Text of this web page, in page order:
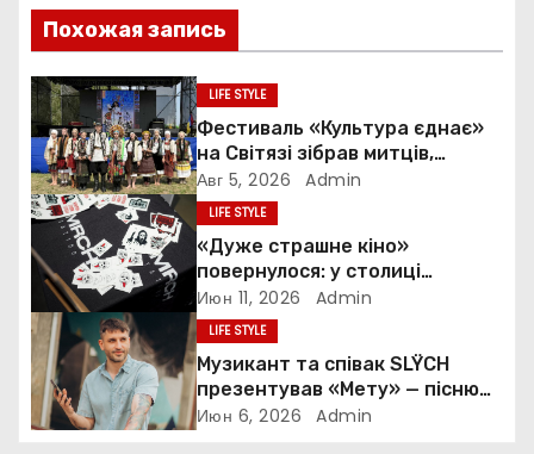
ц
и
я
п
о
з
а
п
и
Похожая запись
LIFE STYLE
Фестиваль «Культура єднає»
на Світязі зібрав митців,
ветеранів і громади з усієї
України
Авг 5, 2026 Admin
LIFE STYLE
«Дуже страшне кіно»
повернулося: у столиці
пройшов закритий показ
культової комедії
Июн 11, 2026 Admin
LIFE STYLE
Музикант та співак SLŸCH
презентував «Мету» — пісню
про пошук сенсу та внутрішню
Июн 6, 2026 Admin